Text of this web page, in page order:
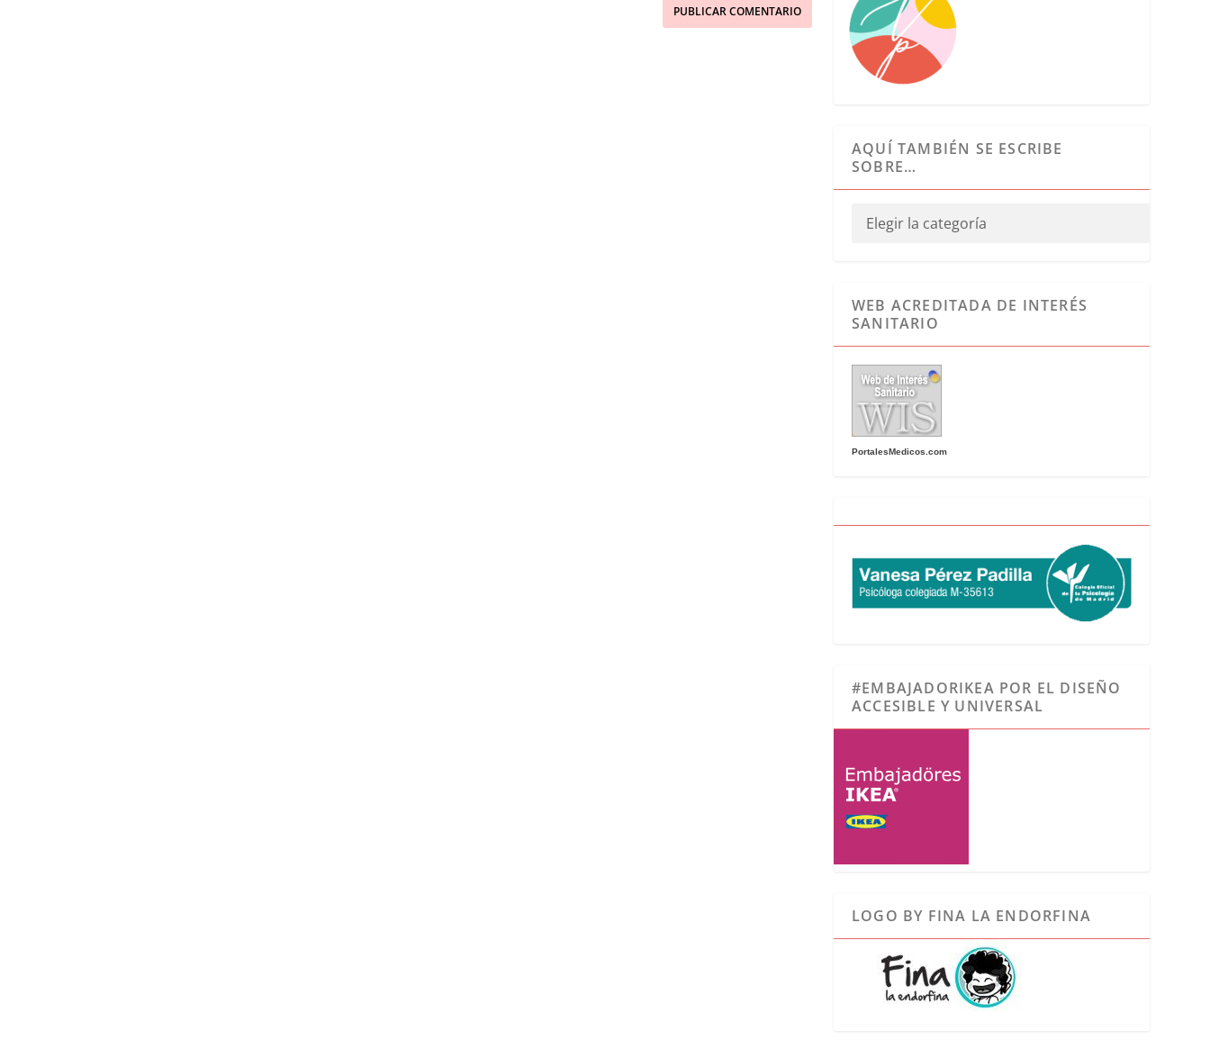
AQUÍ TAMBIÉN SE ESCRIBE
SOBRE…
WEB ACREDITADA DE INTERÉS
SANITARIO
PortalesMedicos.com
#EMBAJADORIKEA POR EL DISEÑO
ACCESIBLE Y UNIVERSAL
LOGO BY FINA LA ENDORFINA